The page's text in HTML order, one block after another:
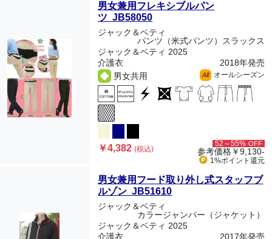
男女兼用フレキシブルパン
ツ JB58050
ジャック＆ベティ
パンツ（米式パンツ）スラックス
ジャック＆ベティ 2025
介護衣
2018年発売
男女共用
All オールシーズン
￥4,382(税込)
52～55% OFF
参考価格￥9,130-
1%ポイント 還元
男女兼用フード取り外し式スタッフブ
ルゾン JB51610
ジャック＆ベティ
カラージャンパー（ジャケット）
ジャック＆ベティ 2025
介護衣
2017年発売